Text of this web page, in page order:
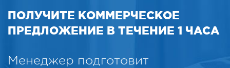
ПОЛУЧИТЕ КОММЕРЧЕСКОЕ
ПРЕДЛОЖЕНИЕ В ТЕЧЕНИЕ 1 ЧАСА
Менеджер подготовит